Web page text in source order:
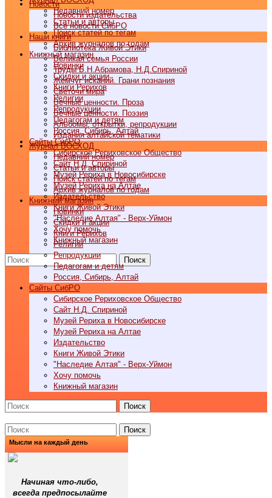
Недавний номер
Статьи и авторы
Поиск статей по тегам
Архив журналов по годам
Книжный магазин
Новинки
Скидки и акции
Книги Рерихов
Религии
Репродукции
Педагогам и детям
Россия, Сибирь, Алтай
Cайты СибРО
Сибирское Рериховское Общество
Сайт Н.Д. Спириной
Музей Рериха в Новосибирске
Музей Рериха на Алтае
Издательство
Книги Живой Этики
"Наследие Алтая" - Верх-Уймон
Хочу помочь
Книжный магазин
Поиск
Новости
Новости издательства
Все новости СибРО
Наши книги
Библиотека Живой Этики
Великая семья России
Труды Б.Н.Абрамова, Н.Д.Спириной
Жемчуг исканий. Грани познания
Светочи мира
Вечные ценности. Проза
Вечные ценности. Поэзия
Альбомы, открытки, репродукции
Издания алтайской тематики
Журнал ВОСХОД
Недавний номер
Статьи и авторы
Поиск статей по тегам
Архив журналов по годам
Книжный магазин
Новинки
Скидки и акции
Книги Рерихов
Религии
Репродукции
Педагогам и детям
Россия, Сибирь, Алтай
Cайты СибРО
Сибирское Рериховское Общество
Сайт Н.Д. Спириной
Музей Рериха в Новосибирске
Музей Рериха на Алтае
Издательство
Книги Живой Этики
"Наследие Алтая" - Верх-Уймон
Хочу помочь
Книжный магазин
Поиск
Поиск
Мысли на каждый день
Начиная что-либо,
всегда предпосылайте